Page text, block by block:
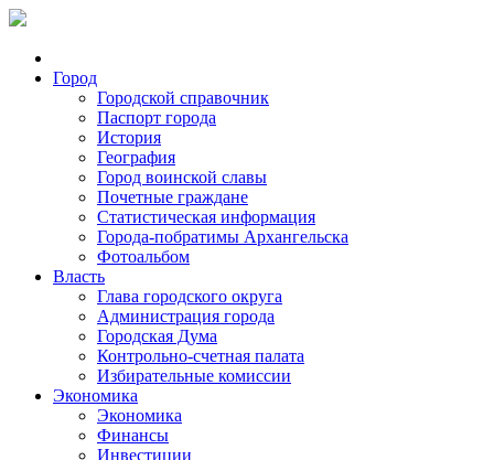
Город
Городской справочник
Паспорт города
История
География
Город воинской славы
Почетные граждане
Статистическая информация
Города-побратимы Архангельска
Фотоальбом
Власть
Глава городского округа
Администрация города
Городская Дума
Контрольно-счетная палата
Избирательные комиссии
Экономика
Экономика
Финансы
Инвестиции